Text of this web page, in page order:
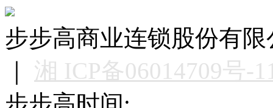
步步高商业连锁股份有
湘 ICP备06014709号-